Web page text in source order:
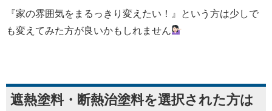
『家の雰囲気をまるっきり変えたい！』という方は少しで
も変えてみた方が良いかもしれません
遮熱塗料・断熱治塗料を選択された方は